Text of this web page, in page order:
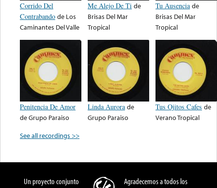
Corrido Del
Contrabando de Los
Caminantes Del Valle
Me Alejo De Ti de
Brisas Del Mar
Tropical
Tu Ausencia de
Brisas Del Mar
Tropical
Penitencia De Amor
deGrupo Paraiso
Linda Aurora de
Grupo Paraiso
Tus Ojitos Cafes de
Verano Tropical
See all recordings >>
Un proyecto conjunto
Agradecemos a todos los